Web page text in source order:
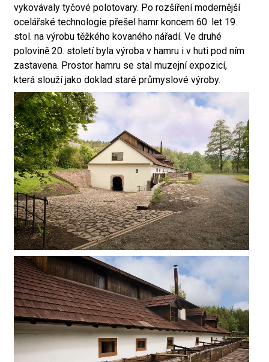
vykovávaly tyčové polotovary. Po rozšíření modernější
ocelářské technologie přešel hamr koncem 60. let 19.
stol. na výrobu těžkého kovaného nářadí. Ve druhé
polovině 20. století byla výroba v hamru i v huti pod ním
zastavena. Prostor hamru se stal muzejní expozicí,
která slouží jako doklad staré průmyslové výroby.